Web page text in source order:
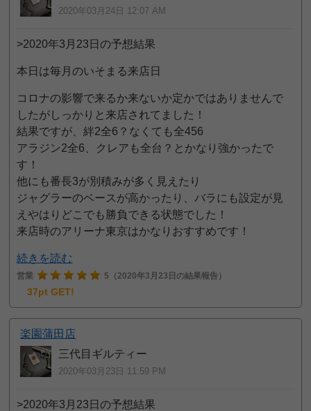
2020年03月24日 12:07 AM
>2020年3月23日の予想結果
本日は毎月のいそまる来店日
コロナの影響で来るか来ないか定かではありませんで
したがしっかりと来店されてました！
結果ですが、絆2全6？なくても全456
アラジン2全6、クレアも全台？とかなり強かったで
す！
他にも番長3が別積みが多く見えたり
ジャグラーのベースが高かったり、バラにも設定が見
えやはりどこでも勝負できる状態でした！
来店時のアリーナ東京はかなりおすすめです！
続きを読む
営業 5 （2020年3月23日の結果報告）
37pt GET!
楽園蒲田店
三代目ギルティー
2020年03月23日 11:59 PM
>2020年3月23日の予想結果